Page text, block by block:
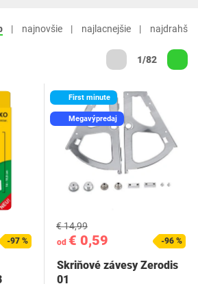
najnovšie najlacnejšie najdrahšie
1/82
-97 %
First minute
Megavýpredaj
od € 0,59
€ 14,99
-96 %
Skriňové závesy Zerodis
01